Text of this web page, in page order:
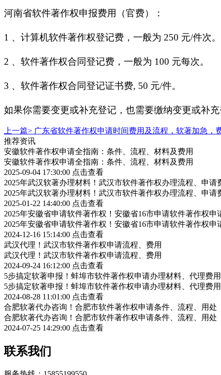
河南省软件著作权申报费用（官费）：
1 、计算机软件著作权登记费，一般为 250 元/件次。
2 、软件著作权合同登记费，一般为 100 元每次。
3 、软件著作权合同登记证书费, 50 元/件。
如果你需要变更或补充登记，也需要缴纳变更或补
上一篇> 广东省软件著作权申请时间费用及流程，软著加急，
推荐资讯
安徽软件著作权申请全指南：条件、流程、材料及费用
安徽软件著作权申请全指南：条件、流程、材料及费用
2025-09-04 17:30:00 点击查看
2025年武汉软著办理材料！武汉市软件著作权办理流程、申请
2025年武汉软著办理材料！武汉市软件著作权办理流程、申请
2025-01-22 14:40:00 点击查看
2025年安徽省申请软件著作权！安徽省16市申请软件著作权申
2025年安徽省申请软件著作权！安徽省16市申请软件著作权申
2024-12-16 15:14:00 点击查看
武汉代理！武汉市软件著作权申请流程、费用
武汉代理！武汉市软件著作权申请流程、费用
2024-09-24 16:12:00 点击查看
5步搞定软著申报！蚌埠市软件著作权申请办理材料、代理费用
5步搞定软著申报！蚌埠市软件著作权申请办理材料、代理费用
2024-08-28 11:01:00 点击查看
合肥软著代办咨询！合肥市软件著作权申请条件、流程、用处
合肥软著代办咨询！合肥市软件著作权申请条件、流程、用处
2024-07-25 14:29:00 点击查看
联系我们